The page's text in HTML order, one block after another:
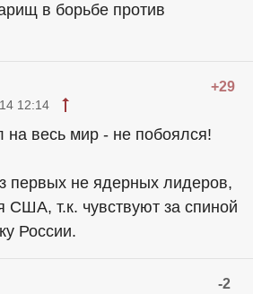
в борьбе против
+29
12:14
на весь мир - не побоялся!
первых не ядерных лидеров,
США, т.к. чувствуют за спиной
России.
-2